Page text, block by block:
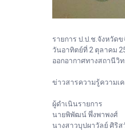
รายการ ป.ป.ช.จังหวัดข
วันอาทิตย์ที่ 2 ตุลาคม
ออกอากาศทางสถานีวิ
ข่าวสารความรู้ความเ
ผู้ดำเนินรายการ
นายพิพัฒน์ พึ่งพาพงศ์
นางสาวบุปผาวัลย์ ศิริส